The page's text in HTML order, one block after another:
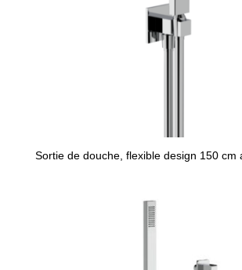
Sortie de douche, flexible design 150 cm